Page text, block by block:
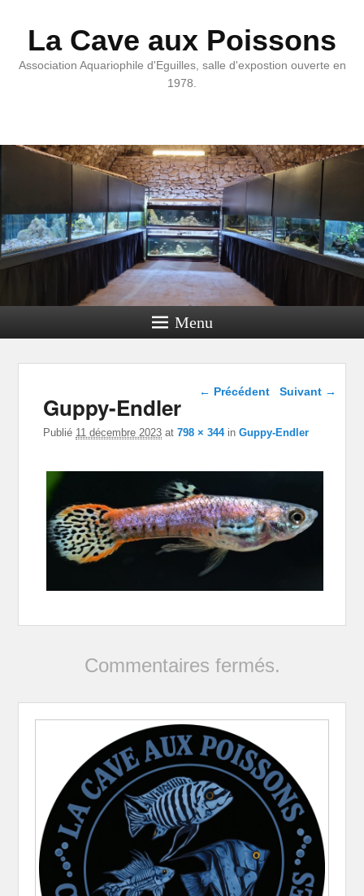
La Cave aux Poissons
Association Aquariophile d'Eguilles, salle d'expostion ouverte en
1978.
Menu
Navigation dans les
← Précédent Suivant →
Guppy-Endler
Publié 11 décembre 2023 at798 × 344inGuppy-Endler
Commentaires fermés.